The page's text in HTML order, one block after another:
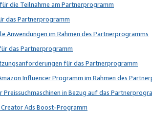
die Teilnahme am Partnerprogramm
das Partnerprogramm
Anwendungen im Rahmen des Partnerprogramms
das Partnerprogramm
für das Partnerprogramm
Influencer Programm im Rahmen des
in Bezug auf das
Ads Boost-Programm